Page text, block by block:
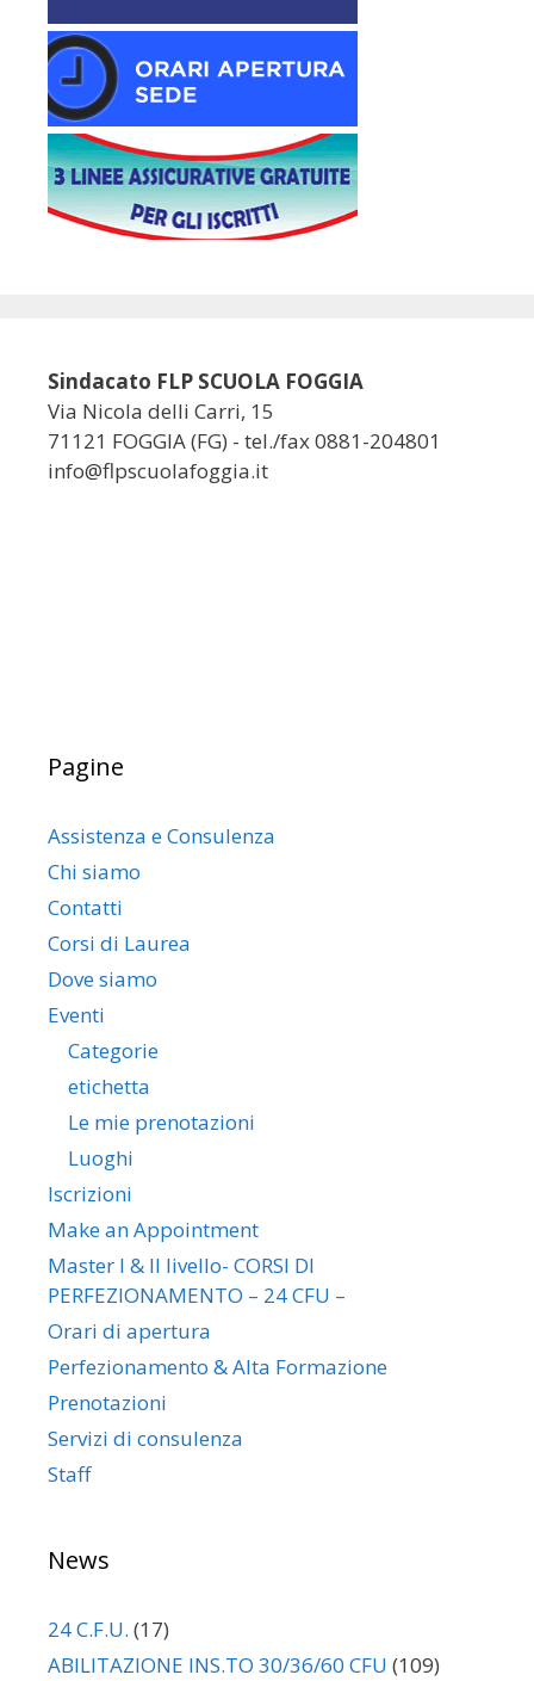
Sindacato FLP SCUOLA FOGGIA
Via Nicola delli Carri, 15
71121 FOGGIA (FG) - tel./fax 0881-204801
info@flpscuolafoggia.it
Pagine
Assistenza e Consulenza
Chi siamo
Contatti
Corsi di Laurea
Dove siamo
Eventi
Categorie
etichetta
Le mie prenotazioni
Luoghi
Iscrizioni
Make an Appointment
Master I & II livello- CORSI DI
PERFEZIONAMENTO – 24 CFU –
Orari di apertura
Perfezionamento & Alta Formazione
Prenotazioni
Servizi di consulenza
Staff
News
24 C.F.U. (17)
ABILITAZIONE INS.TO 30/36/60 CFU (109)